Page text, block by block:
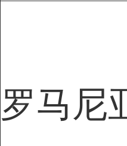
罗马尼